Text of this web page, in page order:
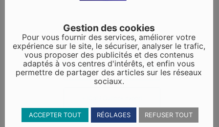
+ Ajouter à mon Agenda Google
Gestion des cookies
Pour vous fournir des services, améliorer votre
expérience sur le site, le sécuriser, analyser le trafic,
vous proposer des publicités et des contenus
adaptés à vos centres d'intérêts, et enfin vous
permettre de partager des articles sur les réseaux
sociaux.
ACCEPTER TOUT RÉGLAGES REFUSER TOUT